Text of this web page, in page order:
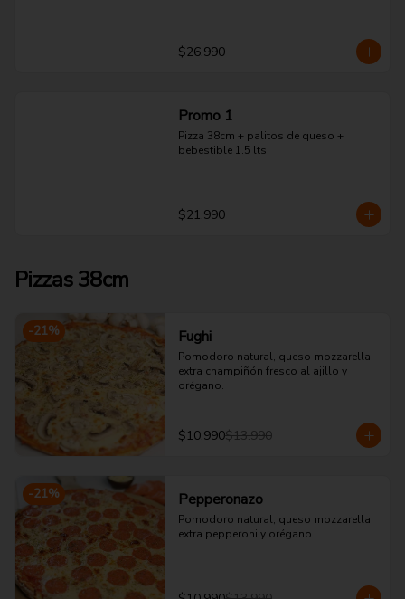
$26.990
Promo 1
Pizza 38cm + palitos de queso +
bebestible 1.5 lts.
$21.990
Pizzas 38cm
-21% Fughi
Pomodoro natural, queso mozzarella,
extra champiñón fresco al ajillo y
orégano.
$10.990$13.990
-21% Pepperonazo
Pomodoro natural, queso mozzarella,
extra pepperoni y orégano.